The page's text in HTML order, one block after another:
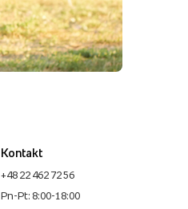
Kontakt
+48 22 462 72 56
Pn-Pt: 8:00-18:00